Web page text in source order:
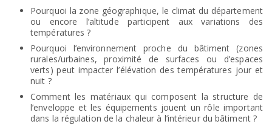
Pourquoi la zone géographique, le climat du département
ou encore l’altitude participent aux variations des
températures ?
Pourquoi l’environnement proche du bâtiment (zones
rurales/urbaines, proximité de surfaces ou d’espaces
verts) peut impacter l’élévation des températures jour et
nuit ?
Comment les matériaux qui composent la structure de
l’enveloppe et les équipements jouent un rôle important
dans la régulation de la chaleur à l’intérieur du bâtiment ?